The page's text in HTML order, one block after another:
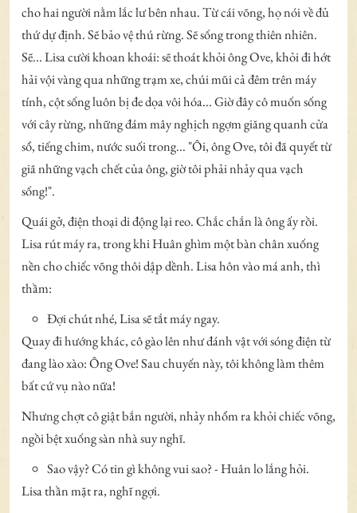
cho hai người nằm lắc lư bên nhau. Từ cái võng, họ nói về đủ
thứ dự định. Sẽ bảo vệ thú rừng. Sẽ sống trong thiên nhiên.
Sẽ... Lisa cười khoan khoái: sẽ thoát khỏi ông Ove, khỏi đi hớt
hải vội vàng qua những trạm xe, chúi mũi cả đêm trên máy
tính, cột sống luôn bị đe dọa vôi hóa... Giờ đây cô muốn sống
với cây rừng, những đám mây nghịch ngợm giăng quanh cửa
sổ, tiếng chim, nước suối trong... "Ôi, ông Ove, tôi đã quyết từ
giã những vạch chết của ông, giờ tôi phải nhảy qua vạch
sống!".
Quái gở, điện thoại di động lại reo. Chắc chắn là ông ấy rồi.
Lisa rút máy ra, trong khi Huân ghìm một bàn chân xuống
nền cho chiếc võng thôi dập dềnh. Lisa hôn vào má anh, thì
thầm:
Đợi chút nhé, Lisa sẽ tắt máy ngay.
Quay đi hướng khác, cô gào lên như đánh vật với sóng điện từ
đang lào xào: Ông Ove! Sau chuyến này, tôi không làm thêm
bất cứ vụ nào nữa!
Nhưng chợt cô giật bắn người, nhảy nhổm ra khỏi chiếc võng,
ngồi bệt xuống sàn nhà suy nghĩ.
Sao vậy? Có tin gì không vui sao? - Huân lo lắng hỏi.
Lisa thần mặt ra, nghĩ ngợi.